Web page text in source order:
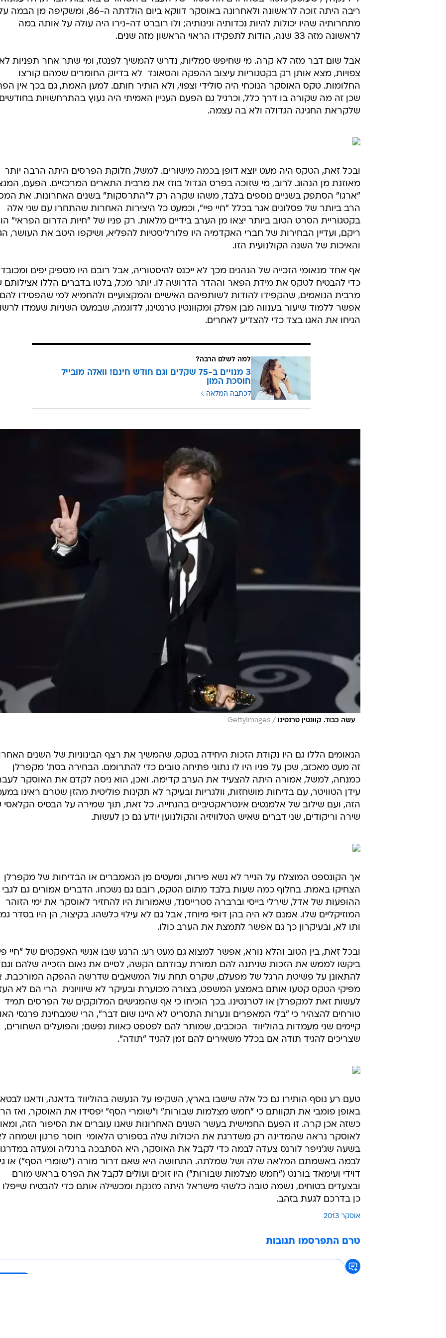
ריבה היתה זוכה לראשונה ולאחרונה באוסקר דווקא ביום הולדתה ה-86,
מתחרותיה שהיו יכולות להיות נכדותיה ונינותיה; ולו רוברט דה-נירו היה עולה על אותה במה
לראשונה מזה 33 שנה, הודות לתפקידו הראוי הראשון מזה שנים.
אבל שום דבר מזה לא קרה. מי שחיפש סמליות, נדרש להמשיך לפנטז, ומי שתר אחר תפניות לא
צפויות, מצא אותן רק בקטגוריות עיצוב ההפקה והסאונד  לא בדיוק החומרים שמהם קורצו
החלומות. טקס האוסקר הנוכחי היה סולידי וצפוי, ולא הותיר חותם. למען האמת, גם בכך אין
שכן זה מה שקורה בו דרך כלל, וכרגיל גם הפעם העניין האמיתי היה נעוץ בהתרחשויות בחודשים
שלקראת החגיגה הגדולה ולא בה עצמה.
ובכל זאת, הטקס היה מעט יוצא דופן בכמה מישורים. למשל, חלוקת הפרסים היתה הרבה יותר
מאוזנת מן הנהוג. לרוב, מי שזוכה בפרס הגדול בוזז את מרבית התארים המרכזיים. הפעם,
"ארגו" הסתפק בשניים נוספים בלבד, משהו שקרה רק ל"התרסקות" בשנים האחרונות. את
הרב ביותר של פסלונים אגר בכלל "חיי פיי", וכמעט כל היצירות האחרות שהתחרו עם שני אלה
בקטגוריית הסרט הטוב ביותר יצאו מן הערב בידיים מלאות. רק פניו של "חיות הדרום הפראי"
ריקם, ועדיין הבחירות של חברי האקדמיה היו פלורליסטיות להפליא, ושיקפו היטב את העושר,
והאיכות של השנה הקולנועית הזו.
אף אחד מנאומי הזכייה של הנהנים מכך לא ייכנס להיסטוריה, אבל רובם היו מספיק יפים
כדי להבטיח לטקס את מידת הפאר וההדר הדרושה לו. יותר מכל, בלטו בדברים הללו אצילותם
מרבית הנואמים, שהקפידו להודות לשותפיהם האישיים והמקצועיים ולהחמיא למי שהפסידו
אפשר ללמוד שיעור בענווה מבן אפלק ומקוונטין טרנטינו, לדוגמה, שבמעט השניות שעמדו
הניחו את האגו בצד כדי להצדיע לאחרים.
למה לשלם הרבה?
3 מנויים ב-75 שקלים וגם חודש חינם! וואלה מובייל
חוסכת המון
לכתבה המלאה
עשה כבוד. קוונטין טרנטינו /
GettyImages
הנאומים הללו גם היו נקודת הזכות היחידה בטקס, שהמשיך את רצף הבינוניות של השנים
זה מעט מאכזב, שכן על פניו היו לו נתוני פתיחה טובים כדי להתרומם. הבחירה בסת' מקפרלן
כמנחה, למשל, אמורה היתה להצעיד את הערב קדימה. ואכן, הוא ניסה לקדם את האוסקר
עידן הטוויטר, עם בדיחות מושחזות, וולגריות ובעיקר לא תקינות פוליטית מהזן שטרם ראינו
הזה, ועם שילוב של אלמנטים אינטראקטיביים בהנחייה. כל זאת, תוך שמירה על הבסיס
שירה וריקודים, שני דברים שאיש הטלוויזיה והקולנוען יודע גם כן לעשות.
אך הקונספט המוצלח על הנייר לא נשא פירות, ומעטים מן הנאמברים או הבדיחות של מקפרלן
הצחיקו באמת. בחלוף כמה שעות בלבד מתום הטקס, רובם גם נשכחו. הדברים אמורים גם לגבי
ההופעות של אדל, שירלי בייסי וברברה סטרייסנד, שאמורות היו להחזיר לאוסקר את ימי הזוהר
המוזיקליים שלו. אמנם לא היה בהן דופי מיוחד, אבל גם לא עילוי כלשהו. בקיצור, הן היו בסדר
ותו לא, ובעיקרון כך גם אפשר לתמצת את הערב כולו.
ובכל זאת, בין הטוב והלא נורא, אפשר למצוא גם מעט רע: הרגע שבו אנשי האפקטים של "חיי
ביקשו לממש את הזכות שניתנה להם תמורת עבודתם הקשה, לסיים את נאום הזכייה שלהם וגם
להתאונן על פשיטת הרגל של מפעלם, שקרס תחת עול המשאבים שדרשה ההפקה המורכבת.
מפיקי הטקס קטעו אותם באמצע המשפט, בצורה מכוערת ובעיקר לא שיוויונית  הרי הם לא
לעשות זאת למקפרלן או לטרנטינו. בכך הוכיחו כי אף שהמגישים המלוקקים של הפרסים תמיד
טורחים להצהיר כי "בלי המאפרים ונערות התסריט לא היינו שום דבר", הרי שמבחינת פרנסי
קיימים שני מעמדות בהוליווד  הכוכבים, שמותר להם לפטפט כאוות נפשם; והפועלים השחורים,
שצריכים להגיד תודה אם בכלל משאירים להם זמן להגיד "תודה".
טעם רע נוסף הותירו גם כל אלה שישבו בארץ, השקיפו על הנעשה בהוליווד בדאגה, ודאגו לבטא
באופן פומבי את תקוותם כי "חמש מצלמות שבורות" ו"שומרי הסף" יפסידו את האוסקר, ואז
כשזה אכן קרה. זו הפעם החמישית בעשר השנים האחרונות שאנו עוברים את הסיפור הזה,
לאוסקר נראה שהמדינה רק משדרגת את היכולות שלה בספורט הלאומי  חוסר פרגון ושמחה
בשעה שג'ניפר לורנס צעדה לבמה כדי לקבל את האוסקר, היא הסתבכה ברגליה ומעדה
לבמה באשמתם המלאה שלה ושל שמלתה. התחושה היא שאם דרור מורה ("שומרי הסף") או
דוידי ועימאד בורנט ("חמש מצלמות שבורות") היו זוכים ועולים לקבל את הפרס בראש מורם
ובצעדים בטוחים, נשמה טובה כלשהי מישראל היתה מזנקת ומכשילה אותם כדי להבטיח שייפלו
כן בדרכם לגעת בזהב.
אוסקר 2013
טרם התפרסמו תגובות